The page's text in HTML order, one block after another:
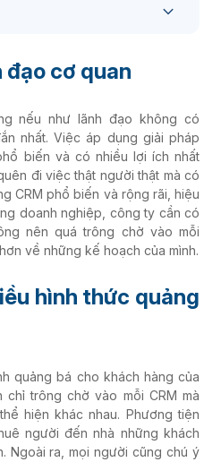
đạo cơ quan
nếu như lãnh đạo không có
nhất. Việc áp dụng giải pháp
biến và có nhiều lợi ích nhất
đi việc thật người thật mà có
CRM phổ biến và rộng rãi, hiệu
doanh nghiệp, công ty cần có
nên quá trông chờ vào mỗi
về những kế hoạch của mình.
hình thức quảng
quảng bá cho khách hàng của
trông chờ vào mỗi CRM mà
hiện khác nhau. Phương tiện
người đến nhà những khách
Ngoài ra, mọi người cũng chú ý